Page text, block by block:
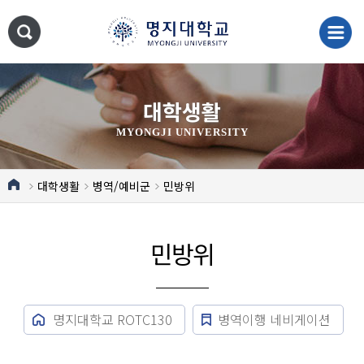
대학생활
MYONGJI UNIVERSITY
대학생활 병역/예비군 민방위
민방위
명지대학교 ROTC130 병역이행 네비게이션